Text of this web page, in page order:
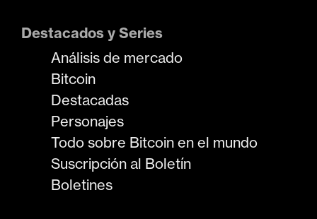
Destacados y Series
Análisis de mercado
Bitcoin
Destacadas
Personajes
Todo sobre Bitcoin en el mundo
Suscripción al Boletín
Boletines